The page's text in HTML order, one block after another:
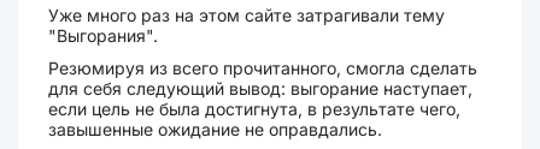
Уже много раз на этом сайте затрагивали тему
"Выгорания".
Резюмируя из всего прочитанного, смогла сделать
для себя следующий вывод: выгорание наступает,
если цель не была достигнута, в результате чего,
завышенные ожидание не оправдались.